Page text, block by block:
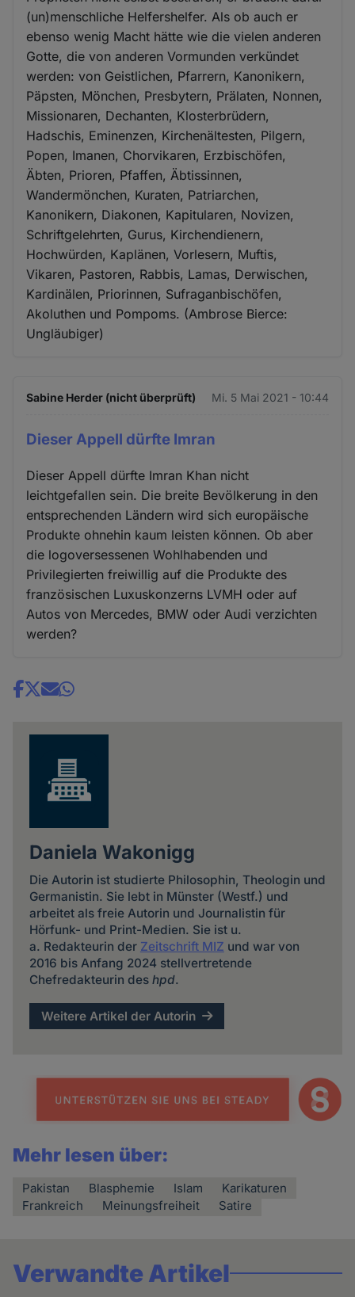
(un)menschliche Helfershelfer. Als ob auch er
ebenso wenig Macht hätte wie die vielen anderen
Gotte, die von anderen Vormunden verkündet
werden: von Geistlichen, Pfarrern, Kanonikern,
Päpsten, Mönchen, Presbytern, Prälaten, Nonnen,
Missionaren, Dechanten, Klosterbrüdern,
Hadschis, Eminenzen, Kirchenältesten, Pilgern,
Popen, Imanen, Chorvikaren, Erzbischöfen,
Äbten, Prioren, Pfaffen, Äbtissinnen,
Wandermönchen, Kuraten, Patriarchen,
Kanonikern, Diakonen, Kapitularen, Novizen,
Schriftgelehrten, Gurus, Kirchendienern,
Hochwürden, Kaplänen, Vorlesern, Muftis,
Vikaren, Pastoren, Rabbis, Lamas, Derwischen,
Kardinälen, Priorinnen, Sufraganbischöfen,
Akoluthen und Pompoms. (Ambrose Bierce:
Ungläubiger)
Sabine Herder (nicht überprüft) Mi. 5 Mai 2021 - 10:44
Dieser Appell dürfte Imran
Dieser Appell dürfte Imran Khan nicht
leichtgefallen sein. Die breite Bevölkerung in den
entsprechenden Ländern wird sich europäische
Produkte ohnehin kaum leisten können. Ob aber
die logoversessenen Wohlhabenden und
Privilegierten freiwillig auf die Produkte des
französischen Luxuskonzerns LVMH oder auf
Autos von Mercedes, BMW oder Audi verzichten
werden?
Share
Daniela Wakonigg
Die Autorin ist studierte Philosophin, Theologin und
Germanistin. Sie lebt in Münster (Westf.) und
arbeitet als freie Autorin und Journalistin für
Hörfunk- und Print-Medien. Sie ist u.
a. Redakteurin der Zeitschrift MIZ und war von
2016 bis Anfang 2024 stellvertretende
Chefredakteurin des hpd.
Weitere Artikel der Autorin
Mehr lesen über:
Pakistan Blasphemie Islam
Karikaturen
Frankreich
Meinungsfreiheit Satire
Verwandte Artikel